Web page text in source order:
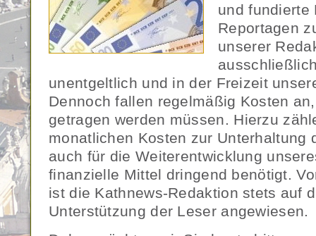
und fundierte
Reportagen
unserer
unentgeltlich und in der Freizeit
Dennoch fallen regelmäßig Kosten
getragen werden müssen. Hierzu
monatlichen Kosten zur Unterhaltung
auch für die Weiterentwicklung
finanzielle Mittel dringend benötigt.
ist die Kathnews-Redaktion stets auf
Unterstützung der Leser angewiesen.